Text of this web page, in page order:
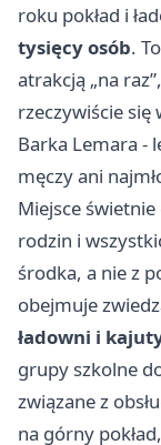
roku pokład i
tysięcy osób.
atrakcją „na
rzeczywiście się
Barka Lemara -
męczy ani
Miejsce świetnie
rodzin i
środka, a nie z
obejmuje
ładowni i
grupy szkolne
związane z
na górny